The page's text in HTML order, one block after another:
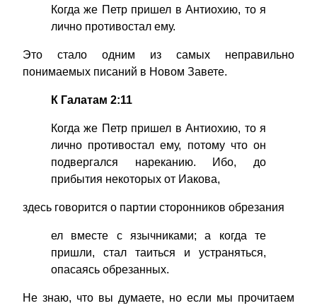
Когда же Петр пришел в Антиохию, то я
лично противостал ему.
Это стало одним из самых неправильно
понимаемых писаний в Новом Завете.
К Галатам 2:11
Когда же Петр пришел в Антиохию, то я
лично противостал ему, потому что он
подвергался нареканию. Ибо, до
прибытия некоторых от Иакова,
здесь говорится о партии сторонников обрезания
ел вместе с язычниками; а когда те
пришли, стал таиться и устраняться,
опасаясь обрезанных.
Не знаю, что вы думаете, но если мы прочитаем